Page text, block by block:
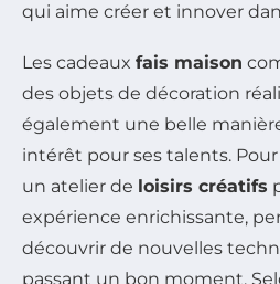
qui aime créer et innover
Les cadeaux fais maison
des objets de décoration
également une belle
intérêt pour ses talents.
un atelier de loisirs créatifs
expérience enrichissante,
découvrir de nouvelles
passant un bon moment.